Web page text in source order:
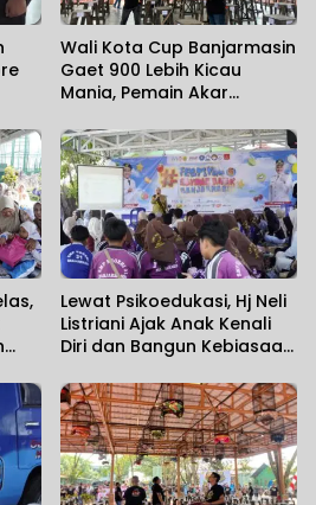
Wali Kota Cup Banjarmasin
Gaet 900 Lebih Kicau
Mania, Pemain Akar
Lewat Psikoedukasi, Hj Neli
Listriani Ajak Anak Kenali
Diri dan Bangun Kebiasaan